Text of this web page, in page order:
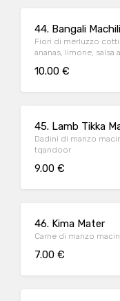
44. Bangali Machili
Fiori di merluzzo
ananas, limone, salsa
10.00 €
45. Lamb Tikka
Dadini di manzo
tqandoor
9.00 €
46. Kima Mater
Carne di manzo
7.00 €